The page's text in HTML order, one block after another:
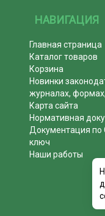
НАВИГАЦИЯ
Главная страница
Каталог товаров
Корзина
Новинки
журналах,
Карта сайта
Нормативная
Документация по
ключ
Наши работы